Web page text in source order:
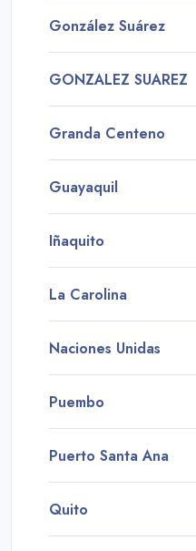
González Suárez
GONZALEZ SUAREZ
Granda Centeno
Guayaquil
Iñaquito
La Carolina
Naciones Unidas
Puembo
Puerto Santa Ana
Quito